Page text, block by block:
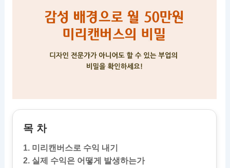
목 차
1. 미리캔버스로 수익 내기
2. 실제 수익은 어떻게 발생하는가